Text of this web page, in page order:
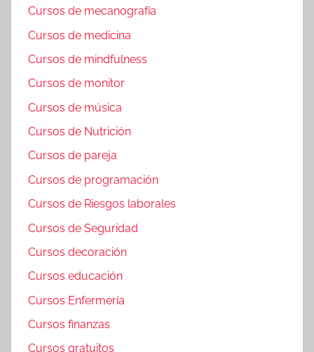
Cursos de mecanografía
Cursos de medicina
Cursos de mindfulness
Cursos de monitor
Cursos de música
Cursos de Nutrición
Cursos de pareja
Cursos de programación
Cursos de Riesgos laborales
Cursos de Seguridad
Cursos decoración
Cursos educación
Cursos Enfermería
Cursos finanzas
Cursos gratuitos